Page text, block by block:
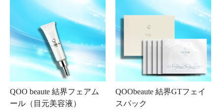
QOO beaute 結界フェアム
ール（目元美容液）
QOObeaute 結界GTフェイ
スパック